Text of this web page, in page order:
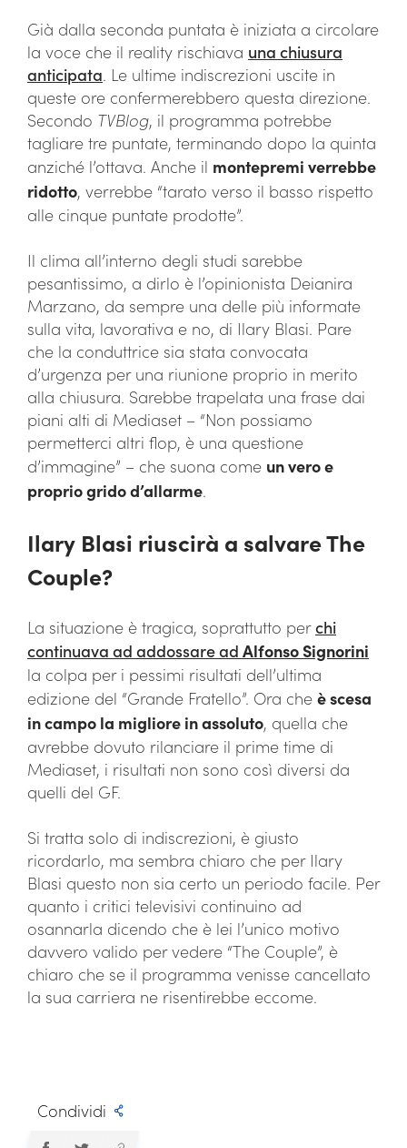
Già dalla seconda puntata è iniziata a circolare
la voce che il reality rischiava una chiusura
anticipata. Le ultime indiscrezioni uscite in
queste ore confermerebbero questa direzione.
Secondo TVBlog, il programma potrebbe
tagliare tre puntate, terminando dopo la quinta
anziché l’ottava. Anche il montepremi verrebbe
ridotto, verrebbe “tarato verso il basso rispetto
alle cinque puntate prodotte”.
Il clima all’interno degli studi sarebbe
pesantissimo, a dirlo è l’opinionista Deianira
Marzano, da sempre una delle più informate
sulla vita, lavorativa e no, di Ilary Blasi. Pare
che la conduttrice sia stata convocata
d’urgenza per una riunione proprio in merito
alla chiusura. Sarebbe trapelata una frase dai
piani alti di Mediaset – “Non possiamo
permetterci altri flop, è una questione
d’immagine” – che suona come un vero e
proprio grido d’allarme.
Ilary Blasi riuscirà a salvare The
Couple?
La situazione è tragica, soprattutto perchi
continuava ad addossare ad Alfonso Signorini
la colpa per i pessimi risultati dell’ultima
edizione del “Grande Fratello”. Ora che è scesa
in campo la migliore in assoluto, quella che
avrebbe dovuto rilanciare il prime time di
Mediaset, i risultati non sono così diversi da
quelli del GF.
Si tratta solo di indiscrezioni, è giusto
ricordarlo, ma sembra chiaro che per Ilary
Blasi questo non sia certo un periodo facile. Per
quanto i critici televisivi continuino ad
osannarla dicendo che è lei l’unico motivo
davvero valido per vedere “The Couple”, è
chiaro che se il programma venisse cancellato
la sua carriera ne risentirebbe eccome.
Condividi